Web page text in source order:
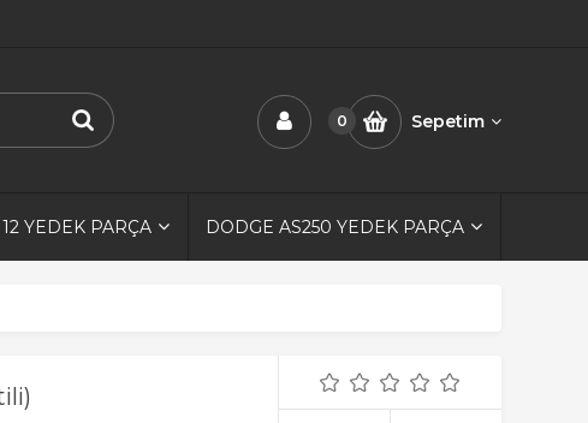
0 Sepetim
YEDEK PARÇA DODGE AS250 YEDEK PARÇA